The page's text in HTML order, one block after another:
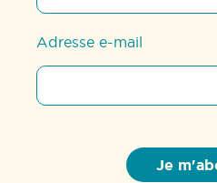
Adresse e-mail